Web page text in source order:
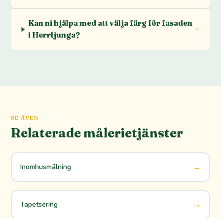
Kan ni hjälpa med att välja färg för fasaden
i Herrljunga?
SE ÄVEN
Relaterade målerietjänster
Inomhusmålning →
Tapetsering →